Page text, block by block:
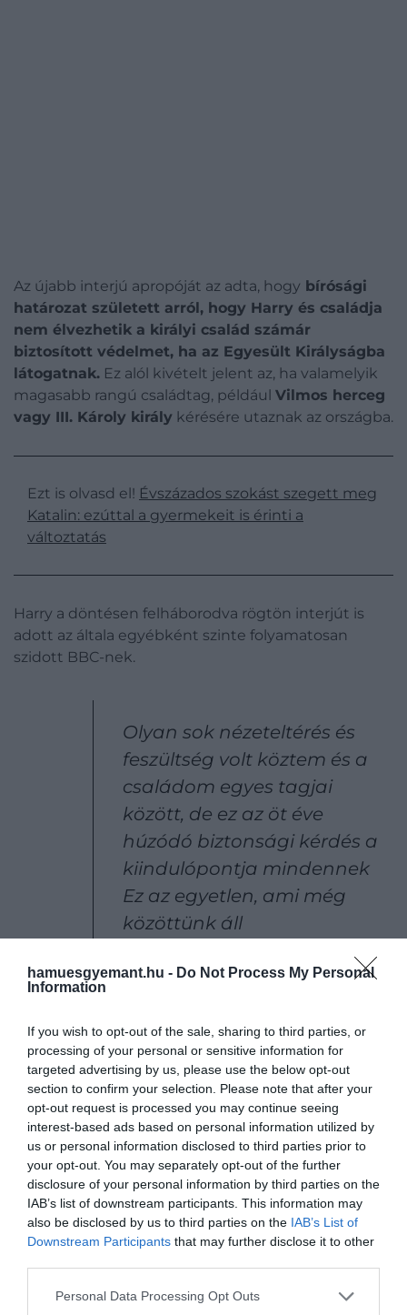
hamuesgyemant.hu - Do Not Process My Personal
Information
If you wish to opt-out of the sale, sharing to third parties, or
processing of your personal or sensitive information for
targeted advertising by us, please use the below opt-out
section to confirm your selection. Please note that after your
opt-out request is processed you may continue seeing
interest-based ads based on personal information utilized by
us or personal information disclosed to third parties prior to
your opt-out. You may separately opt-out of the further
disclosure of your personal information by third parties on the
IAB’s list of downstream participants. This information may
also be disclosed by us to third parties on the IAB’s List of
Downstream Participants that may further disclose it to other
Please note that this website/app uses one or more Google
Personal Data Processing Opt Outs
Az újabb interjú apropóját az adta, hogy bírósági
határozat született arról, hogy Harry és családja
nem élvezhetik a királyi család számár
biztosított védelmet, ha az Egyesült Királyságba
látogatnak. Ez alól kivételt jelent az, ha valamelyik
magasabb rangú családtag, például Vilmos herceg
vagy III. Károly király kérésére utaznak az országba.
Ezt is olvasd el! Évszázados szokást szegett meg
Katalin: ezúttal a gyermekeit is érinti a
változtatás
Harry a döntésen felháborodva rögtön interjút is
adott az általa egyébként szinte folyamatosan
szidott BBC-nek.
Olyan sok nézeteltérés és
feszültség volt köztem és a
családom egyes tagjai
között, de ez az öt éve
húzódó biztonsági kérdés a
kiindulópontja mindennek
Ez az egyetlen, ami még
közöttünk áll
– idézi a portál a herceget, aki sokak szerint
betegségét is megemlítette a beszélgetésben.
Nagyon szeretnék
megbékélni mindenkivel,
nincs értelme a harcnak.
élet értékes, és nem
tudom, meddig él még
apám, aki egyébként nem
biztonsági ügyek miatt